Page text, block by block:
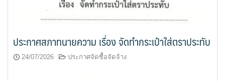
ประกาศสภาทนายความ เรื่อง จัดทำกระเป๋าใส่ตราประทับ
24/07/2026 ประกาศจัดซื้อจัดจ้าง